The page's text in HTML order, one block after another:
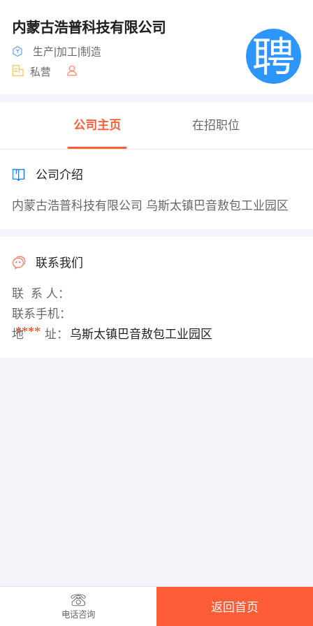
内蒙古浩普科技有限公司
生产|加工|制造
私营
公司主页 在招职位
公司介绍
内蒙古浩普科技有限公司 乌斯太镇巴音敖包工业园区
联系我们
联 系 人：
联系手机：
****
地 址： 乌斯太镇巴音敖包工业园区
电话咨询
返回首页